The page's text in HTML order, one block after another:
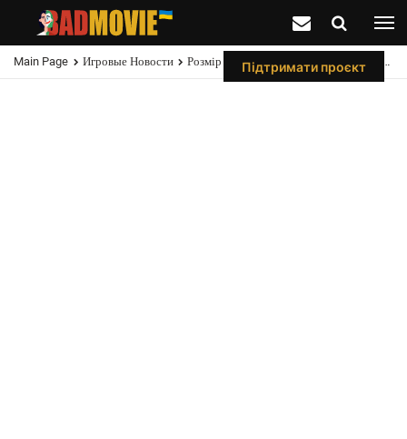
Підтримати проєкт
Main Page Игровые Новости Розмір Острова Кайо Періко В GTA В Порівнянні З Усією Картою Лос-Сантоса